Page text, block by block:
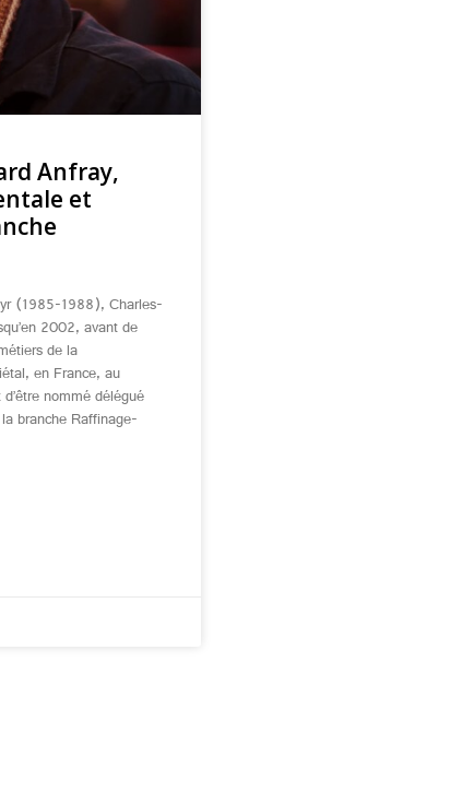
Anfray,
et
(1985-1988), Charles-
2002, avant de
de la
en France, au
nommé délégué
branche Raffinage-